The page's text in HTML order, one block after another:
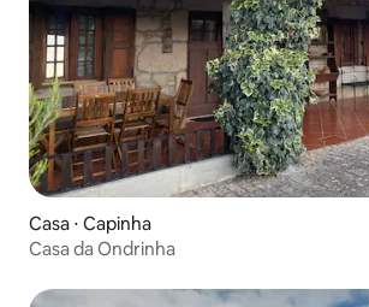
Casa ⋅ Capinha
Casa da Ondrinha